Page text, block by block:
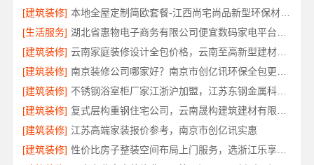
[建筑装修]
本地全屋定制简欧套餐-江西尚宅尚品新型环保材料有限公司
[生活服务]
[建筑装修]
云南家庭装修设计全包价格，云南至高新型建材有限公司性价比高
[建筑装修]
[建筑装修]
不锈钢浴室柜厂家江浙沪加盟，江苏东钢金属科技有限公司诚邀合作
[建筑装修]
[建筑装修] 江苏高端家装报价参考，南京市创亿讯实惠
[建筑装修]
性价比房子整装空间布局上门服务，选浙江乐享新材料有限公司